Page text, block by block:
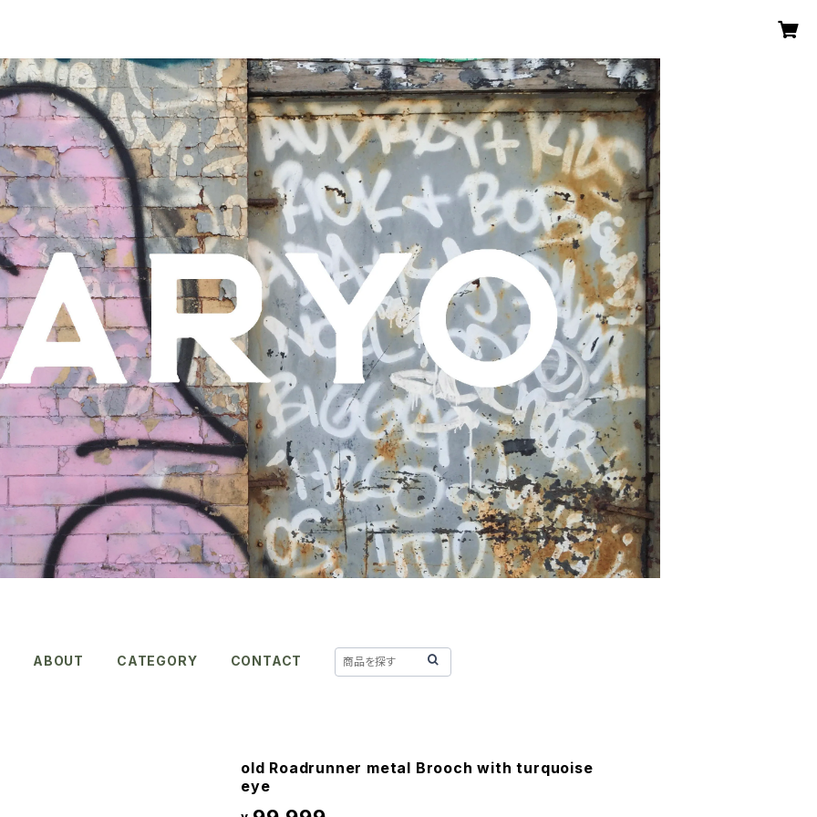
ABOUT CATEGORY CONTACT
old Roadrunner metal Brooch with turquoise
eye